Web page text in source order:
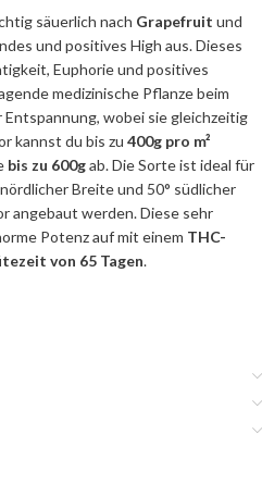
säuerlich nach Grapefruit und
und positives High aus. Dieses
Euphorie und positives
medizinische Pflanze beim
Entspannung, wobei sie gleichzeitig
kannst du bis zu 400g pro m²
bis zu 600gab. Die Sorte ist ideal für
Breite und 50° südlicher
angebaut werden. Diese sehr
Potenz auf mit einem THC-
von 65 Tagen.